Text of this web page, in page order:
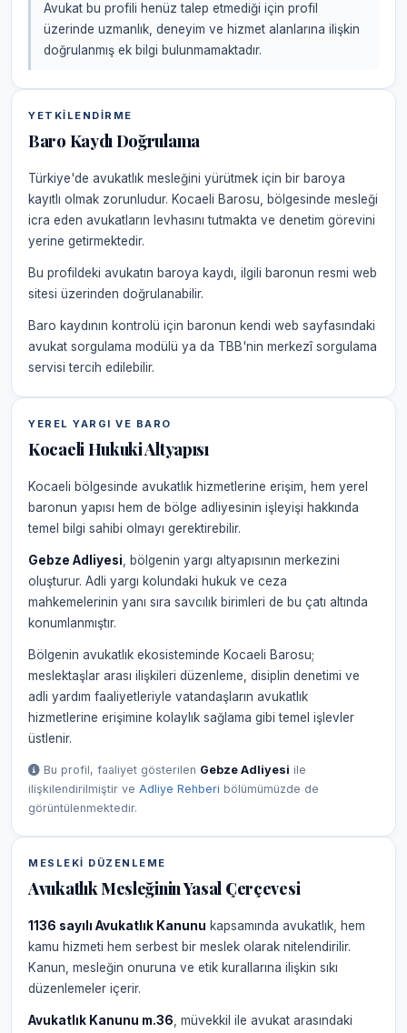
Avukat bu profili henüz talep etmediği için profil
üzerinde uzmanlık, deneyim ve hizmet alanlarına ilişkin
doğrulanmış ek bilgi bulunmamaktadır.
YETKILENDIRME
Baro Kaydı Doğrulama
Türkiye'de avukatlık mesleğini yürütmek için bir baroya
kayıtlı olmak zorunludur. Kocaeli Barosu, bölgesinde mesleği
icra eden avukatların levhasını tutmakta ve denetim görevini
yerine getirmektedir.
Bu profildeki avukatın baroya kaydı, ilgili baronun resmi web
sitesi üzerinden doğrulanabilir.
Baro kaydının kontrolü için baronun kendi web sayfasındaki
avukat sorgulama modülü ya da TBB'nin merkezî sorgulama
servisi tercih edilebilir.
YEREL YARGI VE BARO
Kocaeli Hukuki Altyapısı
Kocaeli bölgesinde avukatlık hizmetlerine erişim, hem yerel
baronun yapısı hem de bölge adliyesinin işleyişi hakkında
temel bilgi sahibi olmayı gerektirebilir.
Gebze Adliyesi , bölgenin yargı altyapısının merkezini
oluşturur. Adli yargı kolundaki hukuk ve ceza
mahkemelerinin yanı sıra savcılık birimleri de bu çatı altında
konumlanmıştır.
Bölgenin avukatlık ekosisteminde Kocaeli Barosu;
meslektaşlar arası ilişkileri düzenleme, disiplin denetimi ve
adli yardım faaliyetleriyle vatandaşların avukatlık
hizmetlerine erişimine kolaylık sağlama gibi temel işlevler
üstlenir.
Bu profil, faaliyet gösterilen Gebze Adliyesi ile
ilişkilendirilmiştir ve Adliye Rehberi bölümümüzde de
görüntülenmektedir.
MESLEKI DÜZENLEME
Avukatlık Mesleğinin Yasal Çerçevesi
1136 sayılı Avukatlık Kanunu kapsamında avukatlık, hem
kamu hizmeti hem serbest bir meslek olarak nitelendirilir.
Kanun, mesleğin onuruna ve etik kurallarına ilişkin sıkı
düzenlemeler içerir.
Avukatlık Kanunu m.36 , müvekkil ile avukat arasındaki